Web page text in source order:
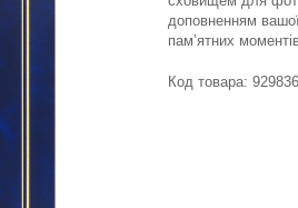
доповненням
пам’ятних
Код товара: 929836